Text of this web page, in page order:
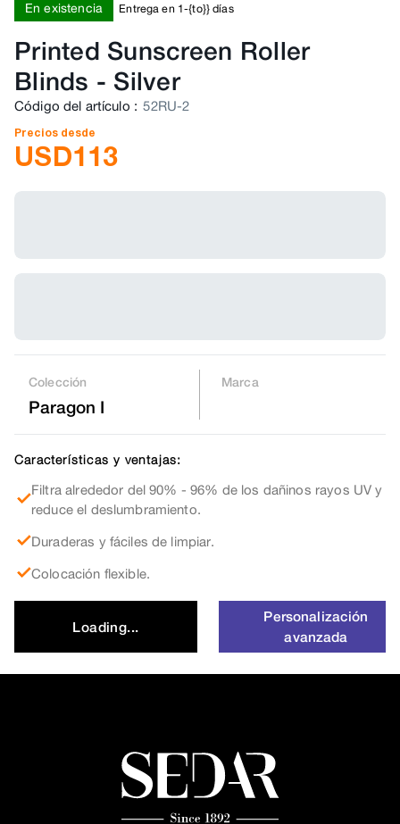
En existencia Entrega en 1-{to}} días
Printed Sunscreen Roller
Blinds - Silver
Código del artículo : 52RU-2
Precios desde
USD113
Colección
Paragon I
Marca
Características y ventajas:
Filtra alrededor del 90% - 96% de los dañinos rayos UV y
reduce el deslumbramiento.
Duraderas y fáciles de limpiar.
Colocación flexible.
Loading...
Personalización
avanzada